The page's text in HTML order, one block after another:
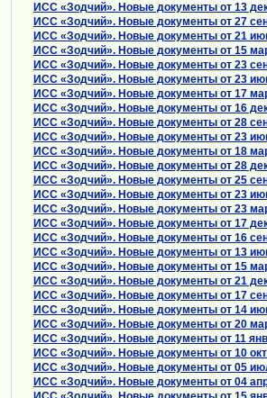
ИСС «Зодчий». Новые документы от 13
ИСС «Зодчий». Новые документы от 27
ИСС «Зодчий». Новые документы от 21
ИСС «Зодчий». Новые документы от 15
ИСС «Зодчий». Новые документы от 23
ИСС «Зодчий». Новые документы от 23
ИСС «Зодчий». Новые документы от 17
ИСС «Зодчий». Новые документы от 16
ИСС «Зодчий». Новые документы от 28
ИСС «Зодчий». Новые документы от 23
ИСС «Зодчий». Новые документы от 18
ИСС «Зодчий». Новые документы от 28
ИСС «Зодчий». Новые документы от 25
ИСС «Зодчий». Новые документы от 23
ИСС «Зодчий». Новые документы от 23
ИСС «Зодчий». Новые документы от 17
ИСС «Зодчий». Новые документы от 16
ИСС «Зодчий». Новые документы от 13
ИСС «Зодчий». Новые документы от 15
ИСС «Зодчий». Новые документы от 21
ИСС «Зодчий». Новые документы от 17
ИСС «Зодчий». Новые документы от 14
ИСС «Зодчий». Новые документы от 20
ИСС «Зодчий». Новые документы от 11
ИСС «Зодчий». Новые документы от 10
ИСС «Зодчий». Новые документы от 05
ИСС «Зодчий». Новые документы от 04